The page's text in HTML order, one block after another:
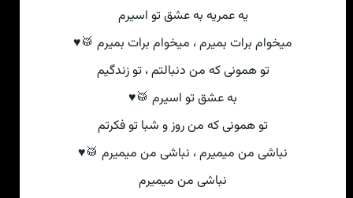
یه عمریه به عشق تو اسیرم
میخوام برات بمیرم ، میخوام برات بمیرم 🥁♥
تو همونی که من دنبالتم ، تو زندگیم
به عشق تو اسیرم 🥁♥
تو همونی که من روز و شبا تو فکرتم
نباشی من میمیرم ، نباشی من میمیرم 🥁♥
نباشی من میمیرم